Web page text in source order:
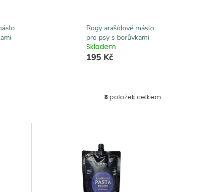
Rogy arašídové máslo
pro psy s borůvkami
Skladem
195 Kč
8položek celkem